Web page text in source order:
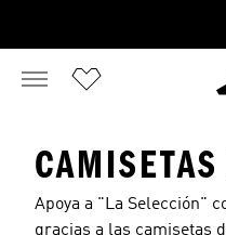
Apoya a "La Selección"
gracias a las camisetas